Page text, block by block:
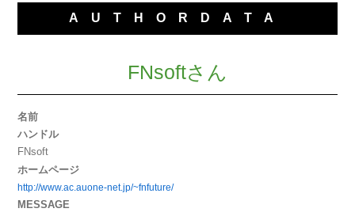
AUTHORDATA
FNsoftさん
名前
ハンドル
FNsoft
ホームページ
http://www.ac.auone-net.jp/~fnfuture/
MESSAGE